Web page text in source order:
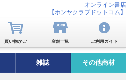
オンライン書店
【ホンヤクラブドットコム】
買い物かご 店舗一覧 ご利用ガイド
雑誌 その他商材